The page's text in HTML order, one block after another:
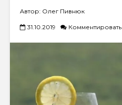
Автор: Олег Пивнюк
31.10.2019 Комментировать